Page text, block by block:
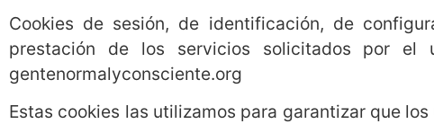
Cookies de sesión, de identificación, de
prestación de los servicios solicitados por el
gentenormalyconsciente.org
Estas cookies las utilizamos para garantizar que